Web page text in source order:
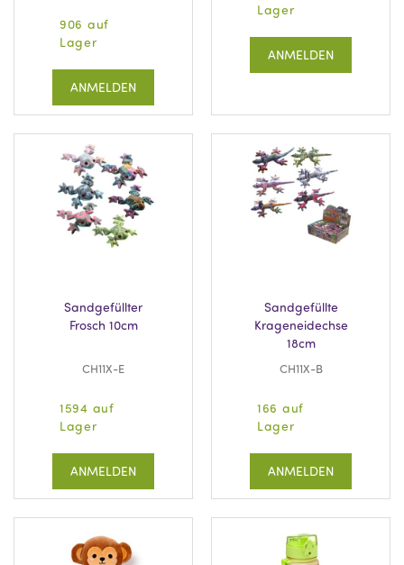
906 auf
Lager
ANMELDEN
Lager
ANMELDEN
Sandgefüllter
Frosch 10cm
CH11X-E
1594 auf
Lager
ANMELDEN
Sandgefüllte
Krageneidechse
18cm
CH11X-B
166 auf
Lager
ANMELDEN